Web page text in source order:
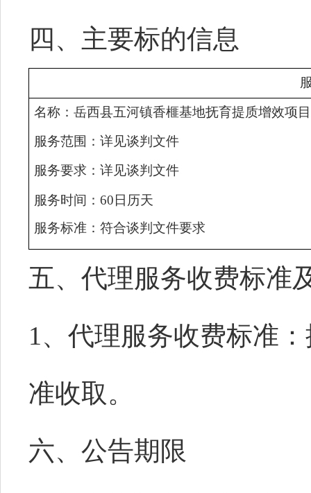
四、主要标的信息
名称：岳西县五河镇香榧基地抚育提质增效项目
服务范围：详见谈判文件
服务要求：详见谈判文件
服务时间：60日历天
服务标准：符合谈判文件要求
五、 代理服务收费标准
1、代理服务收费标准：
准收取。
六、公告期限